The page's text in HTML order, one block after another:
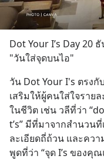
Dot Your I’s Day 20
"วันใส่จุดบนไอ"
วัน Dot Your I's ตรง
เสริมให้ผู้คนใส่ใจราย
ในชีวิต เช่น วลีที่ว่า
t’s” มีที่มาจากสำนวน
ละเอียดถี่ถ้วน และควา
พูดที่ว่า “จุด I’s ของคุ